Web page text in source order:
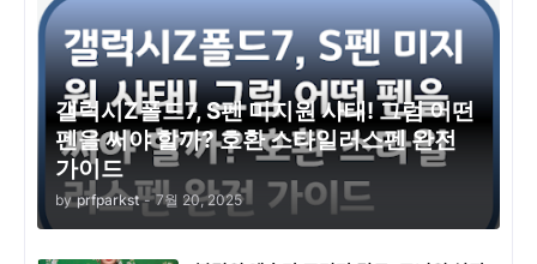
갤럭시Z폴드7, S펜 미지원 사태! 그럼 어떤
펜을 써야 할까? 호환 스타일러스펜 완전
가이드
by prfparkst - 7월 20, 2025